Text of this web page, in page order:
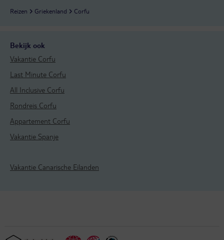
Reizen Griekenland Corfu
Bekijk ook
Vakantie Corfu
Last Minute Corfu
All Inclusive Corfu
Rondreis Corfu
Appartement Corfu
Vakantie Spanje
Vakantie Canarische Eilanden